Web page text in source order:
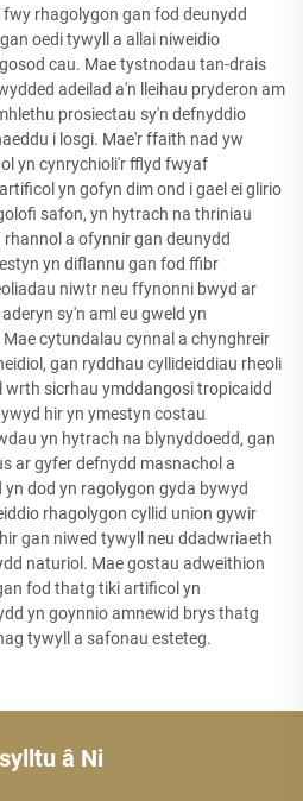
rhagolygon gan fod deunydd
oedi tywyll a allai niweidio
cau. Mae tystnodau tan-drais
adeilad a'n lleihau pryderon am
prosiectau sy'n defnyddio
i losgi. Mae'r ffaith nad yw
yn cynrychioli'r fflyd fwyaf
yn gofyn dim ond i gael ei glirio
safon, yn hytrach na thriniau
a ofynnir gan deunydd
yn diflannu gan fod ffibr
niwtr neu ffynonni bwyd ar
sy'n aml eu gweld yn
cytundalau cynnal a chynghreir
gan ryddhau cyllideiddiau rheoli
wrth sicrhau ymddangosi tropicaidd
hir yn ymestyn costau
yn hytrach na blynyddoedd, gan
ar gyfer defnydd masnachol a
dod yn ragolygon gyda bywyd
rhagolygon cyllid union gywir
gan niwed tywyll neu ddadwriaeth
naturiol. Mae gostau adweithion
fod thatg tiki artificol yn
yn goynnio amnewid brys thatg
tywyll a safonau esteteg.
â Ni